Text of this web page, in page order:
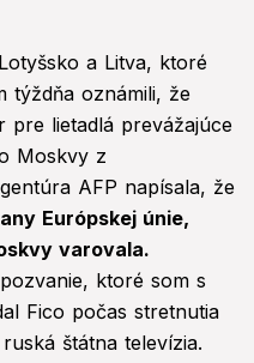
a Litva, ktoré
týždňa oznámili, že
lietadlá prevážajúce
Moskvy z
AFP napísala, že
Európskej únie,
varovala.
ktoré som s
Fico počas stretnutia
štátna televízia.